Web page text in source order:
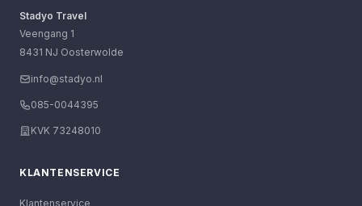
Stadyo Travel
Veengang 1
8431 NJ Oosterwolde
info@stadyo.nl
085-0044395
KVK 73248010
KLANTENSERVICE
Klantenservice